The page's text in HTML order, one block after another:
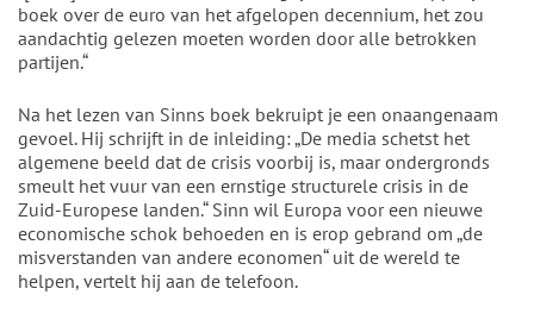
boek over de euro van het afgelopen decennium, het zou
aandachtig gelezen moeten worden door alle betrokken
partijen.“
Na het lezen van Sinns boek bekruipt je een onaangenaam
gevoel. Hij schrijft in de inleiding: „De media schetst het
algemene beeld dat de crisis voorbij is, maar ondergronds
smeult het vuur van een ernstige structurele crisis in de
Zuid-Europese landen.“ Sinn wil Europa voor een nieuwe
economische schok behoeden en is erop gebrand om „de
misverstanden van andere economen“ uit de wereld te
helpen, vertelt hij aan de telefoon.